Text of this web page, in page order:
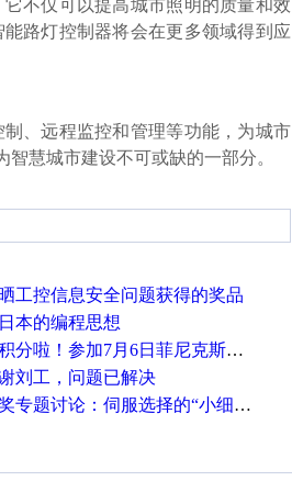
不仅可以提高城市照明的质量和效
路灯控制器将会在更多领域得到应
、远程监控和管理等功能，为城市
慧城市建设不可或缺的一部分。
工控信息安全问题获得的奖品
本的编程思想
分啦！参加7月6日菲尼克斯在线研讨会即得
刘工，问题已解决
题讨论：伺服选择的“小细节大学问”奖励公告